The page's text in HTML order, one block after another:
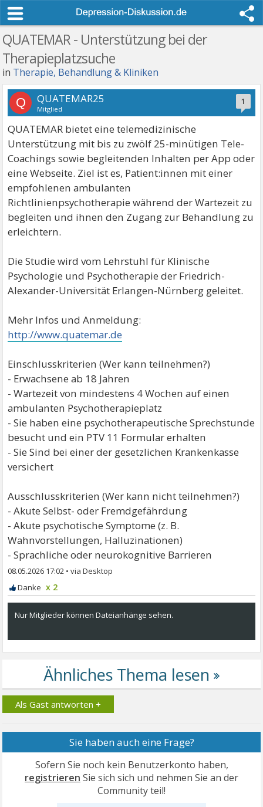
QUATEMAR - Unterstützung bei der
Therapieplatzsuche
in Therapie, Behandlung & Kliniken
1
Q QUATEMAR25
Mitglied
QUATEMAR bietet eine telemedizinische
Unterstützung mit bis zu zwölf 25-minütigen Tele-
Coachings sowie begleitenden Inhalten per App oder
eine Webseite. Ziel ist es, Patient:innen mit einer
empfohlenen ambulanten
Richtlinienpsychotherapie während der Wartezeit zu
begleiten und ihnen den Zugang zur Behandlung zu
erleichtern.
Die Studie wird vom Lehrstuhl für Klinische
Psychologie und Psychotherapie der Friedrich-
Alexander-Universität Erlangen-Nürnberg geleitet.
Mehr Infos und Anmeldung:
http://www.quatemar.de
Einschlusskriterien (Wer kann teilnehmen?)
- Erwachsene ab 18 Jahren
- Wartezeit von mindestens 4 Wochen auf einen
ambulanten Psychotherapieplatz
- Sie haben eine psychotherapeutische Sprechstunde
besucht und ein PTV 11 Formular erhalten
- Sie Sind bei einer der gesetzlichen Krankenkasse
versichert
Ausschlusskriterien (Wer kann nicht teilnehmen?)
- Akute Selbst- oder Fremdgefährdung
- Akute psychotische Symptome (z. B.
Wahnvorstellungen, Halluzinationen)
- Sprachliche oder neurokognitive Barrieren
08.05.2026 17:02 •
x 2
Nur Mitglieder können Dateianhänge sehen.
Als Gast antworten +
Sie haben auch eine Frage?
Sofern Sie noch kein Benutzerkonto haben,
registrieren Sie sich sich und nehmen Sie an der
Community teil!